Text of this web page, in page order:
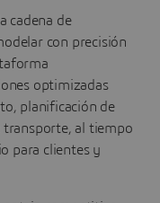
cadena de
con precisión
optimizadas
planificación de
transporte, al tiempo
para clientes y